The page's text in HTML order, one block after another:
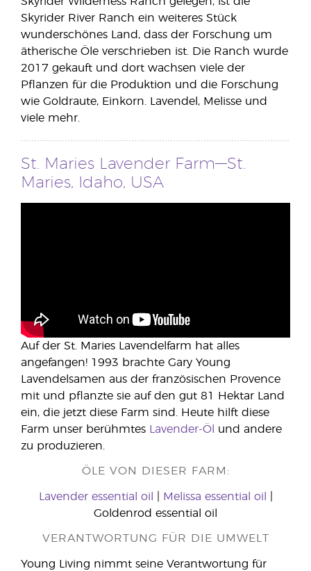
Skyrider River Ranch ein weiteres Stück
wunderschönes Land, dass der Forschung um
ätherische Öle verschrieben ist. Die Ranch wurde
2017 gekauft und dort wachsen viele der
Pflanzen für die Produktion und die Forschung
wie Goldraute, Einkorn. Lavendel, Melisse und
viele mehr.
St. Maries Lavender Farm—St.
Maries, Idaho, USA
Auf der St. Maries Lavendelfarm hat alles
angefangen! 1993 brachte Gary Young
Lavendelsamen aus der französischen Provence
mit und pflanzte sie auf den gut 81 Hektar Land
ein, die jetzt diese Farm sind. Heute hilft diese
Farm unser berühmtes Lavender-Öl
und andere
zu produzieren.
ÖLE VON DIESER FARM:
Lavender essential oil Melissa essential oil
Goldenrod essential oil
VERANTWORTUNG FÜR DIE UMWELT
Young Living nimmt seine Verantwortung für